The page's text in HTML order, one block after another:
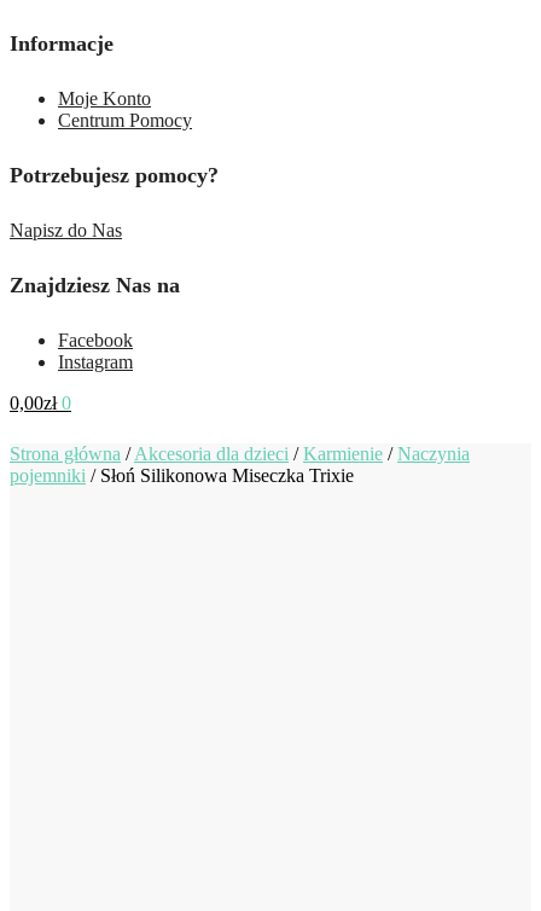
Informacje
Moje Konto
Centrum Pomocy
Potrzebujesz pomocy?
Napisz do Nas
Znajdziesz Nas na
Facebook
Instagram
0,00zł 0
Strona główna /Akcesoria dla dzieci /Karmienie /Naczynia
pojemniki / Słoń Silikonowa Miseczka Trixie